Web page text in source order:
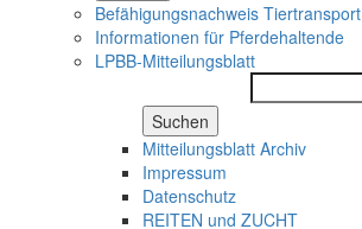
Befähigungsnachweis Tiertransport
Informationen für Pferdehaltende
LPBB-Mitteilungsblatt
Suchen
Mitteilungsblatt Archiv
Impressum
Datenschutz
REITEN und ZUCHT